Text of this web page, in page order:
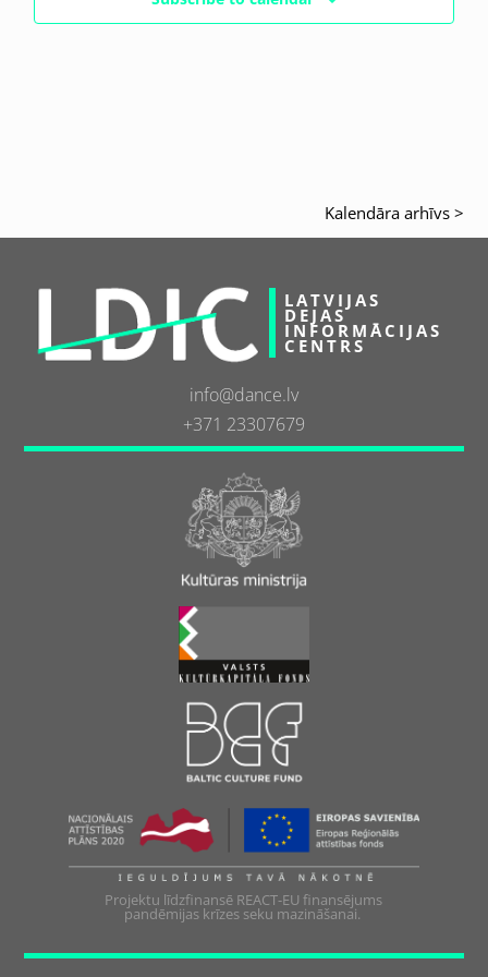
Kalendāra arhīvs >
LATVIJAS
DEJAS
INFORMĀCIJAS
CENTRS
info@dance.lv
+371 23307679
Projektu līdzfinansē REACT-EU finansējums
pandēmijas krīzes seku mazināšanai.